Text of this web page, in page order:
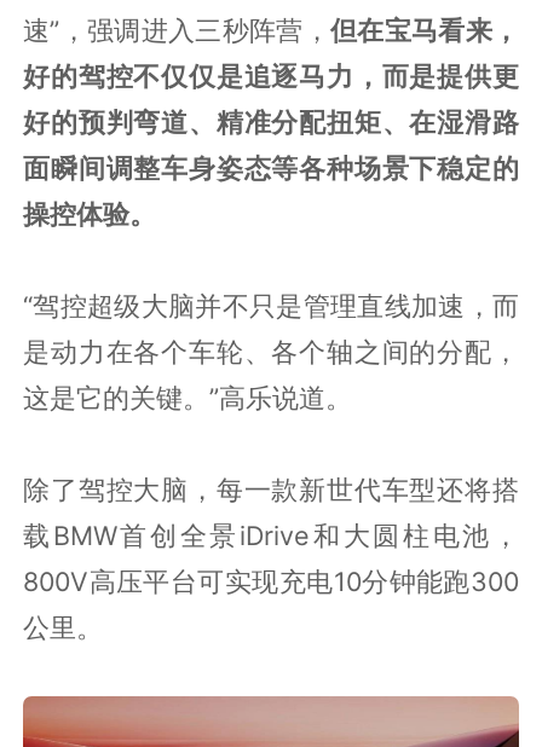
速”，强调进入三秒阵营， 但在宝马看来，
好的驾控不仅仅是追逐马力，而是提供更
好的预判弯道、精准分配扭矩、在湿滑路
面瞬间调整车身姿态等各种场景下稳定的
操控体验。
“驾控超级大脑并不只是管理直线加速，而
是动力在各个车轮、各个轴之间的分配，
这是它的关键。”高乐说道。
除了驾控大脑，每一款新世代车型还将搭
载BMW首创全景iDrive和大圆柱电池，
800V高压平台可实现充电10分钟能跑300
公里。